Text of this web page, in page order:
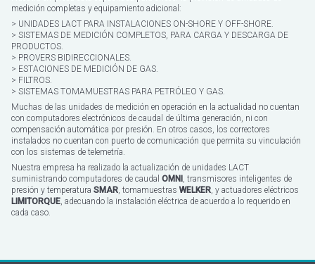
medición completas y equipamiento adicional:
> UNIDADES LACT PARA INSTALACIONES ON-SHORE Y OFF-SHORE.
> SISTEMAS DE MEDICIÓN COMPLETOS, PARA CARGA Y DESCARGA DE
PRODUCTOS.
> PROVERS BIDIRECCIONALES.
> ESTACIONES DE MEDICIÓN DE GAS.
> FILTROS.
> SISTEMAS TOMAMUESTRAS PARA PETRÓLEO Y GAS.
Muchas de las unidades de medición en operación en la actualidad no cuentan
con computadores electrónicos de caudal de última generación, ni con
compensación automática por presión. En otros casos, los correctores
instalados no cuentan con puerto de comunicación que permita su vinculación
con los sistemas de telemetría.
Nuestra empresa ha realizado la actualización de unidades LACT
suministrando computadores de caudal OMNI , transmisores inteligentes de
presión y temperatura SMAR, tomamuestras WELKER, y actuadores eléctricos
LIMITORQUE, adecuando la instalación eléctrica de acuerdo a lo requerido en
cada caso.